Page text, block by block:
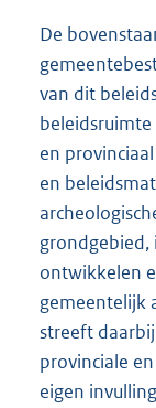
De
van dit
en
en
grondgebied,
ontwikkelen
gemeentelijk
streeft
provinciale
eigen